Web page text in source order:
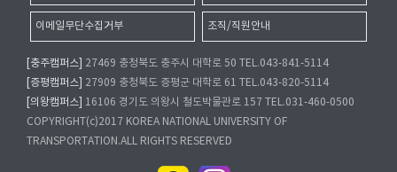
이메일무단수집거부 조직/직원안내
[충주캠퍼스]
27469 충청북도 충주시 대학로 50 TEL.043-841-5114
[증평캠퍼스]
27909 충청북도 증평군 대학로 61 TEL.043-820-5114
[의왕캠퍼스]
16106 경기도 의왕시 철도박물관로 157 TEL.031-460-0500
COPYRIGHT(c)2017 KOREA NATIONAL UNIVERSITY OF
TRANSPORTATION.ALL RIGHTS RESERVED